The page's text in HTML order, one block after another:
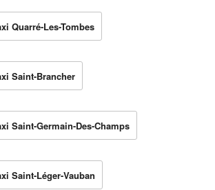
Quarré-Les-Tombes
Saint-Brancher
Saint-Germain-Des-Champs
Saint-Léger-Vauban